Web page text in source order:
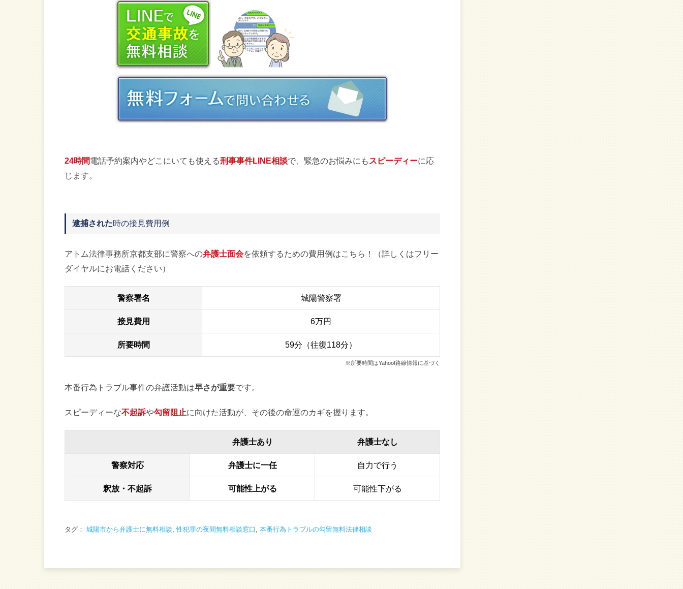
24時間電話予約案内やどこにいても使える刑事事件LINE相談で、緊急のお悩みにも スピーディーに応
じます。
逮捕された時の接見費用例
アトム法律事務所京都支部に警察への弁護士面会を依頼するための費用例はこちら！（詳しくはフリー
ダイヤルにお電話ください）
警察署名 城陽警察署
接見費用 6万円
所要時間 59分（往復118分）
※所要時間はYahoo!路線情報に基づく
本番行為トラブル事件の弁護活動は早さが重要です。
スピーディーな不起訴や勾留阻止に向けた活動が、その後の命運のカギを握ります。
弁護士あり 弁護士なし
警察対応 弁護士に一任 自力で行う
釈放・不起訴 可能性上がる 可能性下がる
タグ： 城陽市から弁護士に無料相談 ,性犯罪の夜間無料相談窓口 本番行為トラブルの勾留無料法律相談